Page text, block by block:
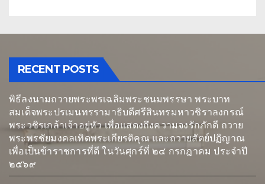
RECENT POSTS
พิธีลงนามถวายพระพรเฉลิมพระชนมพรรษา พระบาท
สมเด็จพระปรเมนทรรามาธิบดีศรีสินทรมหาวชิราลงกรณ์
พระวชิรเกล้าเจ้าอยู่หัว เพื่อแสดงถึงความจงรักภักดี ถวาย
พระพรชัยมงคลเทิดพระเกียรติคุณ และถวายสัตย์ปฏิญาณ
เพื่อเป็นข้าราชการที่ดี ในวันศุกร์ที่ ๒๔ กรกฎาคม ประจำปี
๒๕๖๙